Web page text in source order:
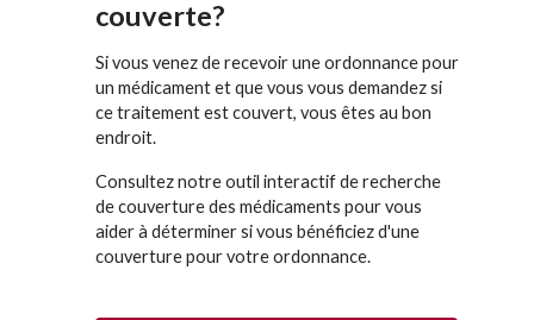
couverte?
Si vous venez de recevoir une ordonnance pour
un médicament et que vous vous demandez si
ce traitement est couvert, vous êtes au bon
endroit.
Consultez notre outil interactif de recherche
de couverture des médicaments pour vous
aider à déterminer si vous bénéficiez d'une
couverture pour votre ordonnance.